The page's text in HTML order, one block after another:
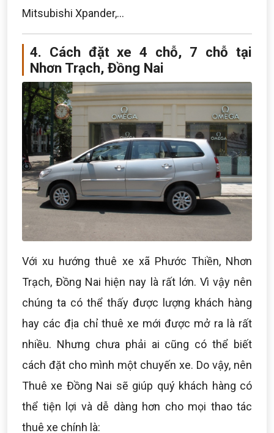
Mitsubishi Xpander,...
4. Cách đặt xe 4 chỗ, 7 chỗ tại
Nhơn Trạch, Đồng Nai
Với xu hướng thuê xe xã Phước Thiền, Nhơn
Trạch, Đồng Nai hiện nay là rất lớn. Vì vậy nên
chúng ta có thể thấy được lượng khách hàng
hay các địa chỉ thuê xe mới được mở ra là rất
nhiều. Nhưng chưa phải ai cũng có thể biết
cách đặt cho mình một chuyến xe. Do vậy, nên
Thuê xe Đồng Nai sẽ giúp quý khách hàng có
thể tiện lợi và dễ dàng hơn cho mọi thao tác
thuê xe chính là: